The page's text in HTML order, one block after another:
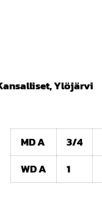
Ylöjärvi
MD A 3/4
WD A
1